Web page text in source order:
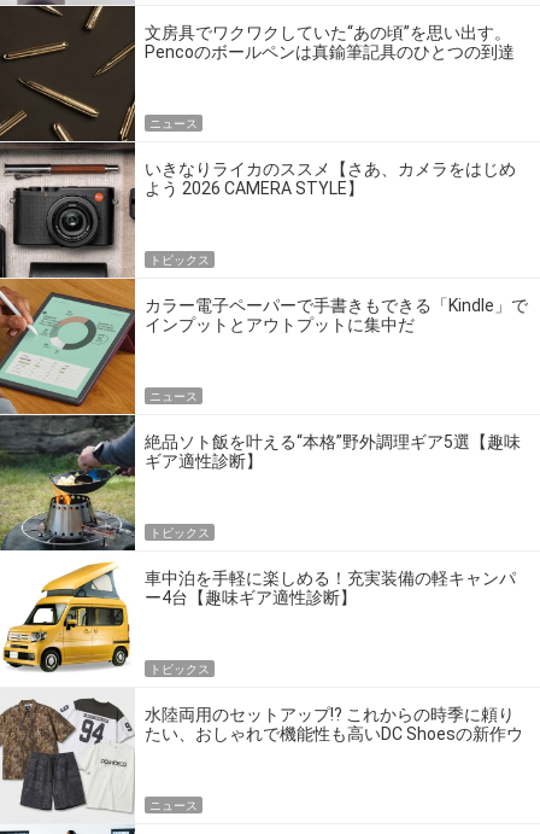
文房具でワクワクしていた“あの頃”を思い出す。
Pencoのボールペンは真鍮筆記具のひとつの到達
ニュース
いきなりライカのススメ【さあ、カメラをはじめ
よう 2026 CAMERA STYLE】
トピックス
カラー電子ペーパーで手書きもできる「Kindle」で
インプットとアウトプットに集中だ
ニュース
絶品ソト飯を叶える“本格”野外調理ギア5選【趣味
ギア適性診断】
トピックス
車中泊を手軽に楽しめる！充実装備の軽キャンパ
ー4台【趣味ギア適性診断】
トピックス
水陸両用のセットアップ!? これからの時季に頼り
たい、おしゃれで機能性も高いDC Shoesの新作ウ
ニュース